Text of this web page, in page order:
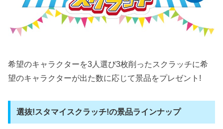
希望のキャラクターを3人選び3枚削ったスクラッチに希
望のキャラクターが出た数に応じて景品をプレゼント!
選抜!スタマイスクラッチ!の景品ラインナップ